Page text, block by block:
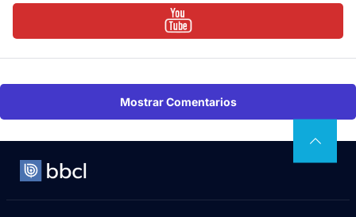
Mostrar Comentarios